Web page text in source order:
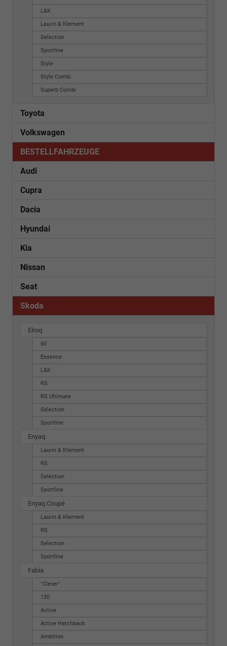
L&K
Laurin & Klement
Selection
Sportline
Style
Style Combi
Superb Combi
Toyota
Volkswagen
BESTELLFAHRZEUGE
Audi
Cupra
Dacia
Hyundai
Kia
Nissan
Seat
Skoda
Elroq
60
Essence
L&K
RS
RS Ultimate
Selection
Sportline
Enyaq
Laurin & Klement
RS
Selection
Sportline
Enyaq Coupé
Laurin & Klement
RS
Selection
Sportline
Fabia
"Clever"
130
Active
Active Hatchback
Ambition